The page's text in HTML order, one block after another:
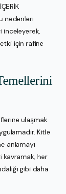
nedenleri
inceleyerek,
için rafine
ulaşmak
Kitle
anlamayı
kavramak, her
gibi daha